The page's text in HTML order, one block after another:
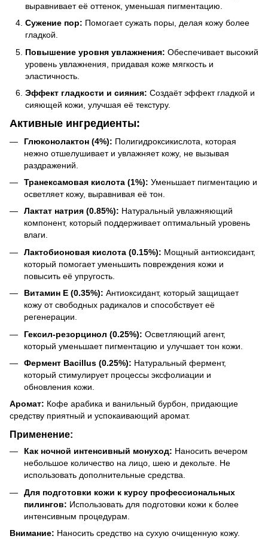
выравнивает её оттенок, уменьшая пигментацию.
Сужение пор: Помогает сужать поры, делая кожу более
гладкой.
Повышение уровня увлажнения: Обеспечивает высокий
уровень увлажнения, придавая коже мягкость и
эластичность.
Эффект гладкости и сияния: Создаёт эффект гладкой и
сияющей кожи, улучшая её текстуру.
Активные ингредиенты:
Глюконолактон (4%): Полигидроксикислота, которая
нежно отшелушивает и увлажняет кожу, не вызывая
раздражений.
Транексамовая кислота (1%): Уменьшает пигментацию и
осветляет кожу, выравнивая её тон.
Лактат натрия (0.85%): Натуральный увлажняющий
компонент, который поддерживает оптимальный уровень
влаги.
Лактобионовая кислота (0.15%): Мощный антиоксидант,
который помогает уменьшить повреждения кожи и
повысить её упругость.
Витамин E (0.35%): Антиоксидант, который защищает
кожу от свободных радикалов и способствует её
регенерации.
Гексил-резорцинол (0.25%): Осветляющий агент,
который уменьшает пигментацию и улучшает тон кожи.
Фермент Bacillus (0.25%): Натуральный фермент,
который стимулирует процессы эксфолиации и
обновления кожи.
Аромат: Кофе арабика и ванильный бурбон, придающие
средству приятный и успокаивающий аромат.
Применение:
Как ночной интенсивный монуход: Наносить вечером
небольшое количество на лицо, шею и декольте. Не
использовать дополнительные средства.
Для подготовки кожи к курсу профессиональных
пилингов: Использовать для подготовки кожи к более
интенсивным процедурам.
Внимание: Наносить средство на сухую очищенную кожу.